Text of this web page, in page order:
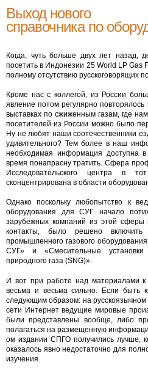
Выход нового
справочника по
Когда, чуть больше двух лет назад,
посетить в Индонезии 25 World LP
полному отсутствию русскоговорящих
Кроме нас с коллегой, из России
явление потом регулярно
выставках по сжиженным газам, где
посетителей из России можно было
Ну не любят наши соотечественники
удивительного? Тем более в наш
необходимая информация доступна
время понапрасну тратить. Сфера
Исследовательского центра в
сконцентрирована в области
Однако поскольку любопытство к
оборудования для СУГ начало
зарубежных компаний из этой сферы
контакты, было решено
промышленного газового
СУГ» и «Смесительные установки
природного газа (SNG)».
И вот при работе над материалами
весьма и весьма сильно. Если быть
следующим образом: на
сети Интернет ведущие мировые
были представлены вообще, либо
полагаться на размещенную
ом издании СПГО получились лучше,
оказалось явно недостаточно для
изучения.